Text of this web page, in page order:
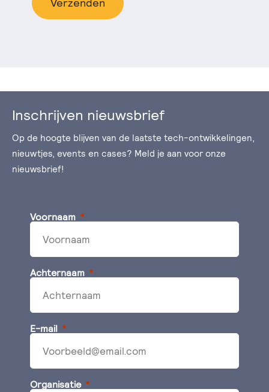
Verzenden
Inschrijven nieuwsbrief
Op de hoogte blijven van de laatste tech-ontwikkelingen,
nieuwtjes, events en cases? Meld je aan voor onze
nieuwsbrief!
Voornaam
Achternaam
E-mail
Organisatie